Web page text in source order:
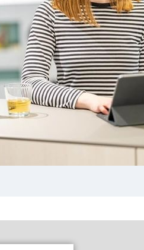
in unseren Filialen in
herausfinden, ob eine
Bank das richtige für dich
Bereich Technology,
Schülerpraktika möglich.
informieren oder
Sourcing Team ist
und zu gewinnen –